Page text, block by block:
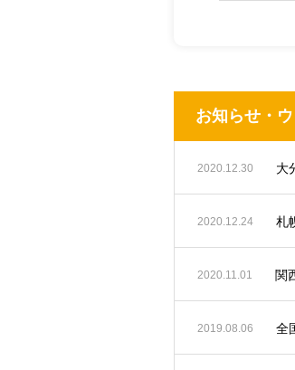
お知らせ・
2020.12.30
2020.12.24 札
2020.11.01 関
2019.08.06 全